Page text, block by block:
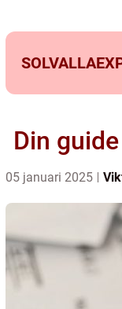
Din
05 januari 2025